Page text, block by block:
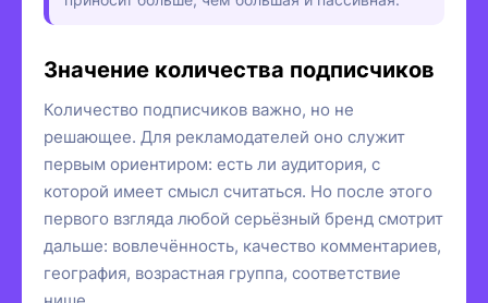
Значение количества подписчиков
Количество подписчиков важно, но не
решающее. Для рекламодателей оно служит
первым ориентиром: есть ли аудитория, с
которой имеет смысл считаться. Но после этого
первого взгляда любой серьёзный бренд смотрит
дальше: вовлечённость, качество комментариев,
география, возрастная группа, соответствие